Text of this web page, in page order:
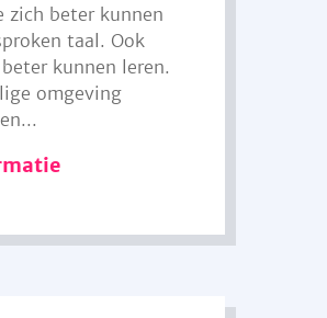
zich beter kunnen
taal. Ook
beter kunnen leren.
omgeving